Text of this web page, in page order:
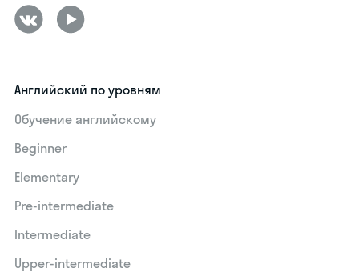
Английский по уровням
Обучение английскому
Beginner
Elementary
Pre-intermediate
Intermediate
Upper-intermediate